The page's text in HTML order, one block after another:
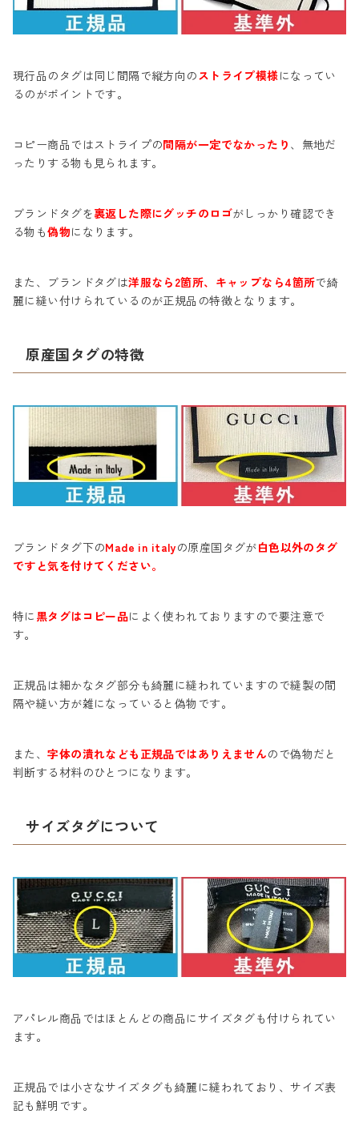
現行品のタグは同じ間隔で縦方向のストライプ模様になってい
るのがポイントです。
コピー商品ではストライプの間隔が一定でなかったり 、無地だ
ったりする物も見られます。
ブランドタグを裏返した際にグッチのロゴがしっかり確認でき
る物も偽物になります。
また、ブランドタグは洋服なら2箇所、キャップなら4箇所で綺
麗に縫い付けられているのが正規品の特徴となります。
原産国タグの特徴
ブランドタグ下のMade in italyの原産国タグが白色以外のタグ
ですと気を付けてください。
特に 黒タグはコピー品によく使われておりますので要注意で
す。
正規品は細かなタグ部分も綺麗に縫われていますので縫製の間
隔や縫い方が雑になっていると偽物です。
また、字体の潰れなども正規品ではありえませんので偽物だと
判断する材料のひとつになります。
サイズタグについて
アパレル商品ではほとんどの商品にサイズタグも付けられてい
ます。
正規品では小さなサイズタグも綺麗に縫われており、サイズ表
記も鮮明です。